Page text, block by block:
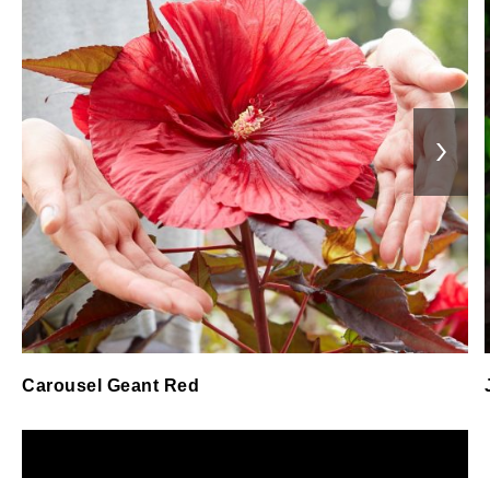
Carousel Geant Red